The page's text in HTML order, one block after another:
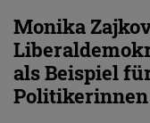
Monika
als Beispiel
Embed
Cloudinary